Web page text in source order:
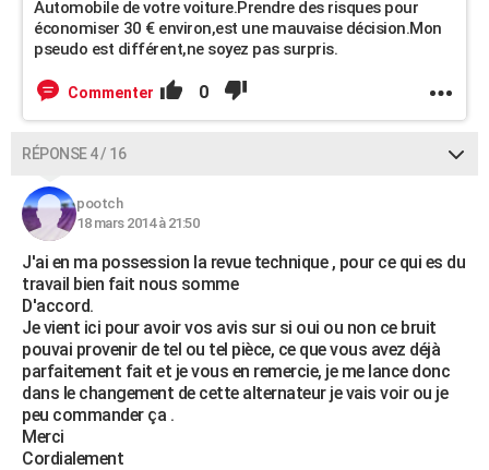
Automobile de votre voiture.Prendre des risques pour
économiser 30 € environ,est une mauvaise décision.Mon
pseudo est différent,ne soyez pas surpris.
Commenter 0
RÉPONSE 4 / 16
pootch
18 mars 2014 à 21:50
J'ai en ma possession la revue technique , pour ce qui es du
travail bien fait nous somme
D'accord.
Je vient ici pour avoir vos avis sur si oui ou non ce bruit
pouvai provenir de tel ou tel pièce, ce que vous avez déjà
parfaitement fait et je vous en remercie, je me lance donc
dans le changement de cette alternateur je vais voir ou je
peu commander ça .
Merci
Cordialement